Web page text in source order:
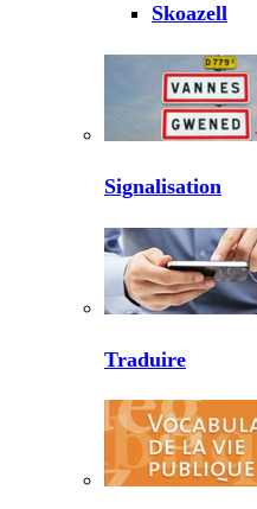
Skoazell
Signalisation
Traduire